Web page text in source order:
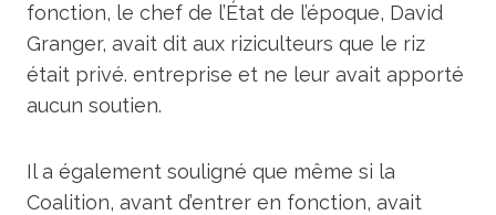
fonction, le chef de l’État de l’époque, David
Granger, avait dit aux riziculteurs que le riz
était privé. entreprise et ne leur avait apporté
aucun soutien.
Il a également souligné que même si la
Coalition, avant d’entrer en fonction, avait